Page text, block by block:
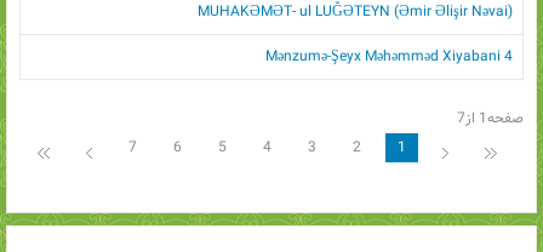
MUHAKƏMƏT- ul LUĞƏTEYN (Əmir Əlişir Nəvai)
Mənzumə-Şeyx Məhəmməd Xiyabani 4
صفحه1 از7
1
2
3
4
5
6
7